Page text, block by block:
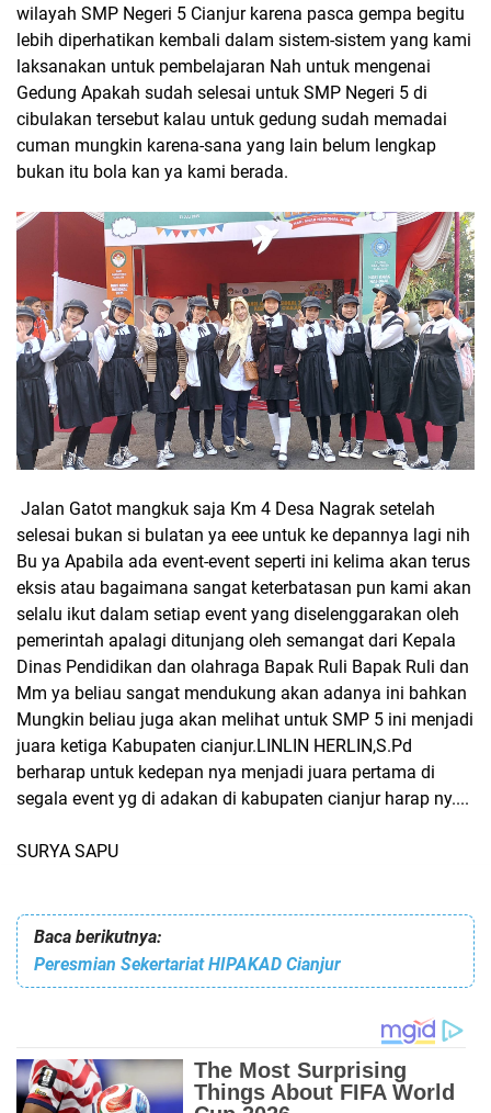
wilayah SMP Negeri 5 Cianjur karena pasca gempa begitu
lebih diperhatikan kembali dalam sistem-sistem yang kami
laksanakan untuk pembelajaran Nah untuk mengenai
Gedung Apakah sudah selesai untuk SMP Negeri 5 di
cibulakan tersebut kalau untuk gedung sudah memadai
cuman mungkin karena-sana yang lain belum lengkap
bukan itu bola kan ya kami berada.
Jalan Gatot mangkuk saja Km 4 Desa Nagrak setelah
selesai bukan si bulatan ya eee untuk ke depannya lagi nih
Bu ya Apabila ada event-event seperti ini kelima akan terus
eksis atau bagaimana sangat keterbatasan pun kami akan
selalu ikut dalam setiap event yang diselenggarakan oleh
pemerintah apalagi ditunjang oleh semangat dari Kepala
Dinas Pendidikan dan olahraga Bapak Ruli Bapak Ruli dan
Mm ya beliau sangat mendukung akan adanya ini bahkan
Mungkin beliau juga akan melihat untuk SMP 5 ini menjadi
juara ketiga Kabupaten cianjur.LINLIN HERLIN,S.Pd
berharap untuk kedepan nya menjadi juara pertama di
segala event yg di adakan di kabupaten cianjur harap ny....
SURYA SAPU
Baca berikutnya:
Peresmian Sekertariat HIPAKAD Cianjur